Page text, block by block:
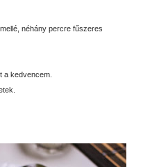
néhány percre fűszeres
a kedvencem.